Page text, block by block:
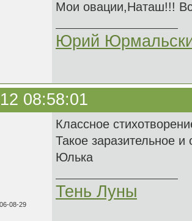
Мои овации,Наташ!!!
Юрий
08:58:01
08-29
Классное
Такое заразительное
Юлька
Тень Луны